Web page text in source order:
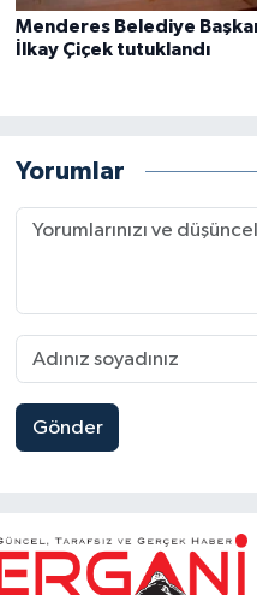
Menderes Belediye
İlkay Çiçek tutuklandı
Yorumlar
Gönder